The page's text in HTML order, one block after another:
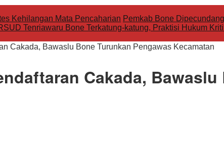
Kehilangan Mata Pencaharian Pemkab Bone
Tenriawaru Bone Terkatung-katung, Praktisi Hukum
Cakada, Bawaslu Bone Turunkan Pengawas Kecamatan
Cakada,